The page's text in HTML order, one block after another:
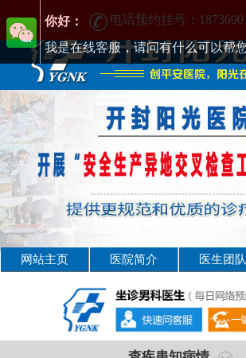
电话预约挂号：
网站主页 医院简介 医生团队
你好：
我是在线客服，请问有什么可以帮